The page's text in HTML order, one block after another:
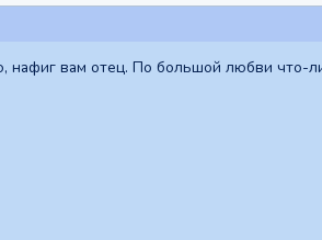
нафиг вам отец. По большой любви что-